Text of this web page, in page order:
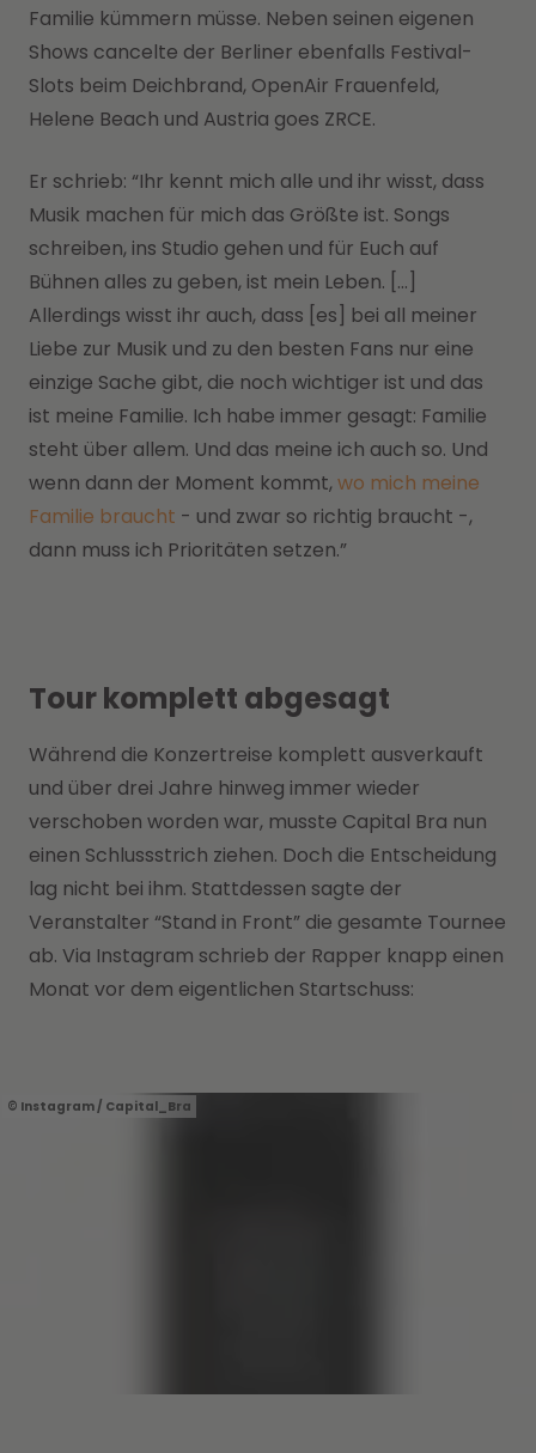
Familie kümmern müsse. Neben seinen eigenen
Shows cancelte der Berliner ebenfalls Festival-
Slots beim Deichbrand, OpenAir Frauenfeld,
Helene Beach und Austria goes ZRCE.
Er schrieb: “Ihr kennt mich alle und ihr wisst, dass
Musik machen für mich das Größte ist. Songs
schreiben, ins Studio gehen und für Euch auf
Bühnen alles zu geben, ist mein Leben. […]
Allerdings wisst ihr auch, dass [es] bei all meiner
Liebe zur Musik und zu den besten Fans nur eine
einzige Sache gibt, die noch wichtiger ist und das
ist meine Familie. Ich habe immer gesagt: Familie
steht über allem. Und das meine ich auch so. Und
wenn dann der Moment kommt, wo mich meine
Familie braucht - und zwar so richtig braucht -,
dann muss ich Prioritäten setzen.”
Tour komplett abgesagt
Während die Konzertreise komplett ausverkauft
und über drei Jahre hinweg immer wieder
verschoben worden war, musste Capital Bra nun
einen Schlussstrich ziehen. Doch die Entscheidung
lag nicht bei ihm. Stattdessen sagte der
Veranstalter “Stand in Front” die gesamte Tournee
ab. Via Instagram schrieb der Rapper knapp einen
Monat vor dem eigentlichen Startschuss:
Instagram / Capital_Bra